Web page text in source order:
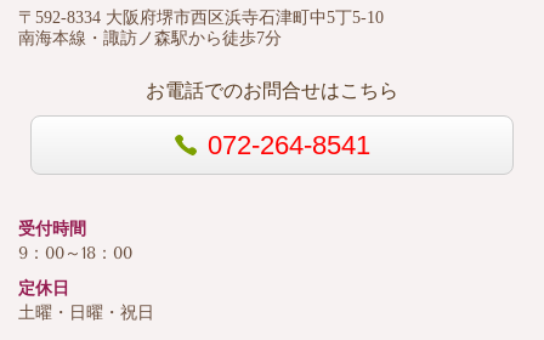
〒592-8334 大阪府堺市西区浜寺石津町中5丁5-10
南海本線・諏訪ノ森駅から徒歩7分
お電話でのお問合せはこちら
072-264-8541
受付時間
9：00～18：00
定休日
土曜・日曜・祝日